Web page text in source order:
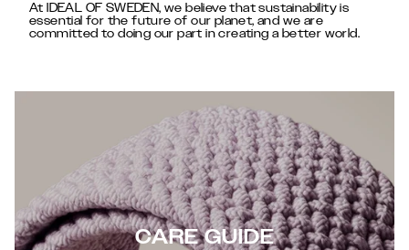
At IDEAL OF SWEDEN, we believe that sustainability is
essential for the future of our planet, and we are
committed to doing our part in creating a better world.
CARE GUIDE